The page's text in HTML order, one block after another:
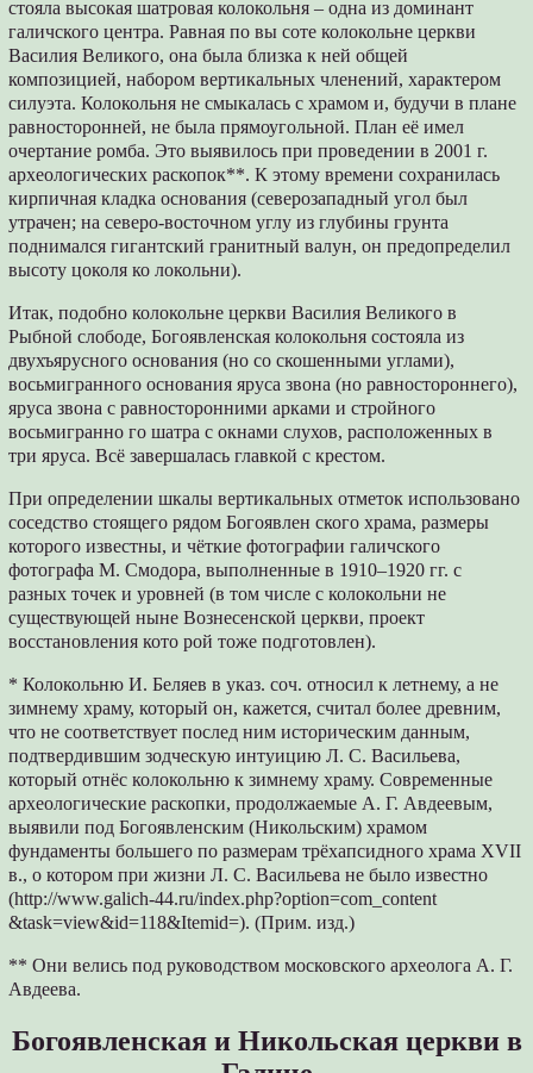
стояла высокая шатровая колокольня – одна из доминант
галичского центра. Равная по вы соте колокольне церкви
Василия Великого, она была близка к ней общей
композицией, набором вертикальных членений, характером
силуэта. Колокольня не смыкалась с храмом и, будучи в плане
равносторонней, не была прямоугольной. План её имел
очертание ромба. Это выявилось при проведении в 2001 г.
археологических раскопок**. К этому времени сохранилась
кирпичная кладка основания (северозападный угол был
утрачен; на северо-восточном углу из глубины грунта
поднимался гигантский гранитный валун, он предопределил
высоту цоколя ко локольни).
Итак, подобно колокольне церкви Василия Великого в
Рыбной слободе, Богоявленская колокольня состояла из
двухъярусного основания (но со скошенными углами),
восьмигранного основания яруса звона (но равностороннего),
яруса звона с равносторонними арками и стройного
восьмигранно го шатра с окнами слухов, расположенных в
три яруса. Всё завершалась главкой с крестом.
При определении шкалы вертикальных отметок использовано
соседство стоящего рядом Богоявлен ского храма, размеры
которого известны, и чёткие фотографии галичского
фотографа М. Смодора, выполненные в 1910–1920 гг. с
разных точек и уровней (в том числе с колокольни не
существующей ныне Вознесенской церкви, проект
восстановления кото рой тоже подготовлен).
* Колокольню И. Беляев в указ. соч. относил к летнему, а не
зимнему храму, который он, кажется, считал более древним,
что не соответствует послед ним историческим данным,
подтвердившим зодческую интуицию Л. С. Васильева,
который отнёс колокольню к зимнему храму. Современные
археологические раскопки, продолжаемые А. Г. Авдеевым,
выявили под Богоявленским (Никольским) храмом
фундаменты большего по размерам трёхапсидного храма XVII
в., о котором при жизни Л. С. Васильева не было известно
(http://www.galich-44.ru/index.php?option=com_content
&task=view&id=118&Itemid=). (Прим. изд.)
** Они велись под руководством московского археолога А. Г.
Авдеева.
Богоявленская и Никольская церкви в